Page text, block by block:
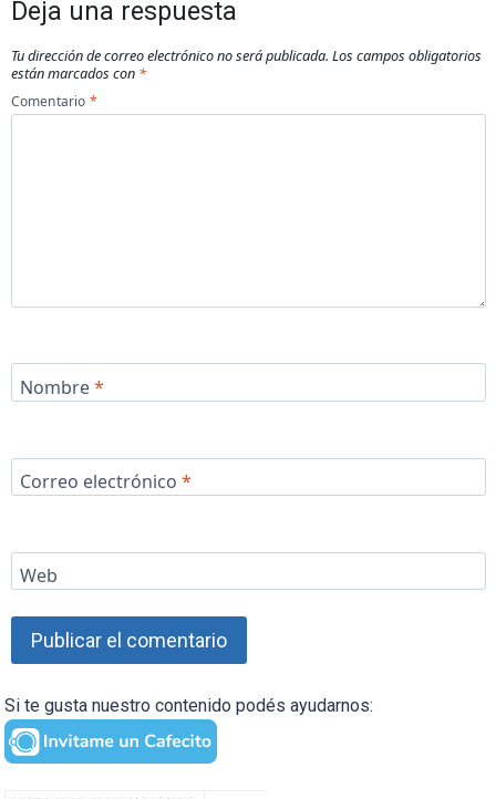
Deja una respuesta
Tu dirección de correo electrónico no será publicada. Los campos obligatorios
están marcados con *
Comentario *
Nombre*
Correo electrónico *
Web
Si te gusta nuestro contenido podés ayudarnos: